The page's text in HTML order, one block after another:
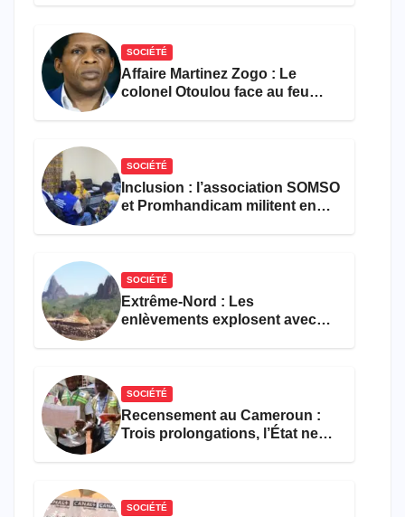
SOCIÉTÉ
Affaire Martinez Zogo : Le
colonel Otoulou face au feu
SOCIÉTÉ
Inclusion : l’association SOMSO
et Promhandicam militent en
SOCIÉTÉ
Extrême-Nord : Les
enlèvements explosent avec
SOCIÉTÉ
Recensement au Cameroun :
Trois prolongations, l’État ne
SOCIÉTÉ